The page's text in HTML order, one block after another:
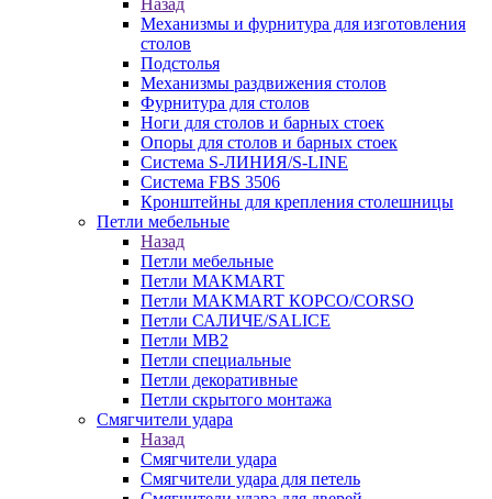
Назад
Механизмы и фурнитура для изготовления
столов
Подстолья
Механизмы раздвижения столов
Фурнитура для столов
Ноги для столов и барных стоек
Опоры для столов и барных стоек
Система S-ЛИНИЯ/S-LINE
Система FBS 3506
Кронштейны для крепления столешницы
Петли мебельные
Назад
Петли мебельные
Петли MAKMART
Петли MAKMART КОРСО/CORSO
Петли САЛИЧЕ/SALICE
Петли MB2
Петли специальные
Петли декоративные
Петли скрытого монтажа
Смягчители удара
Назад
Смягчители удара
Смягчители удара для петель